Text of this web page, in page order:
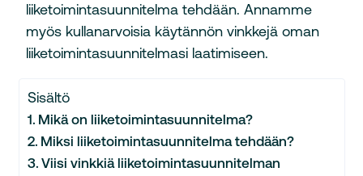
liiketoimintasuunnitelma tehdään. Annamme
myös kullanarvoisia käytännön vinkkejä oman
liiketoimintasuunnitelmasi laatimiseen.
Sisältö
Mikä on liiketoimintasuunnitelma?
Miksi liiketoimintasuunnitelma tehdään?
Viisi vinkkiä liiketoimintasuunnitelman